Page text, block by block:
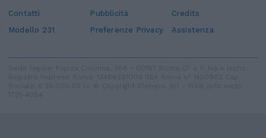
Contatti Pubblicità
Credits
Modello 231
Preferenze Privacy Assistenza